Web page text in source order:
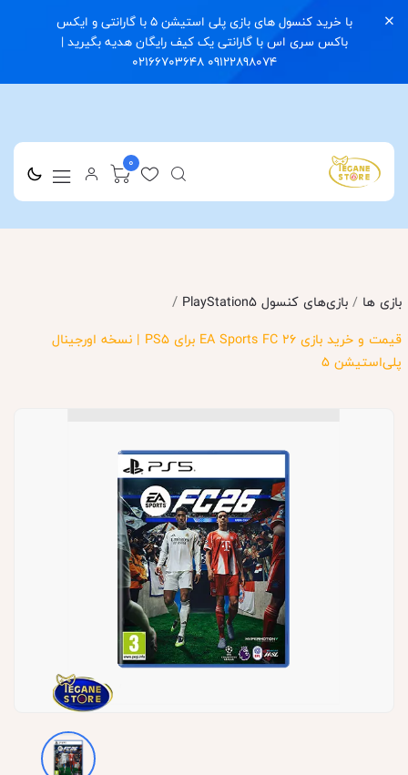
با خرید کنسول های بازی پلی استیشن 5 با گارانتی و ایکس
باکس سری اس با گارانتی یک کیف رایگان هدیه بگیرید |
09122898074 02166703648
0
بازی ها / بازی‌های کنسول PlayStation5 /
قیمت و خرید بازی EA Sports FC 26 برای PS5 | نسخه اورجینال
پلی‌استیشن 5